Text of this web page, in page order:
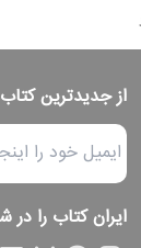
از جدیدترین
ایران کتاب را در